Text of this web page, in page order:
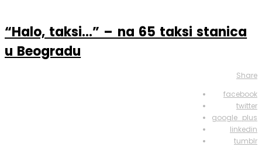
“Halo, taksi…” – na 65 taksi stanica
u Beogradu
Share
facebook
twitter
google_plus
linkedin
tumblr